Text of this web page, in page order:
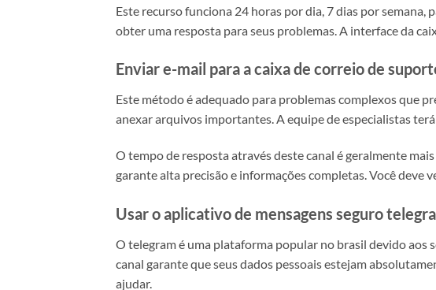
Este recurso funciona 24 horas por dia, 7 dias por
obter uma resposta para seus problemas. A interface da
Enviar e-mail para a caixa de correio de
Este método é adequado para problemas complexos que
anexar arquivos importantes. A equipe de especialistas
O tempo de resposta através deste canal é geralmente
garante alta precisão e informações completas. Você deve
Usar o aplicativo de mensagens seguro
O telegram é uma plataforma popular no brasil devido aos
canal garante que seus dados pessoais estejam
ajudar.